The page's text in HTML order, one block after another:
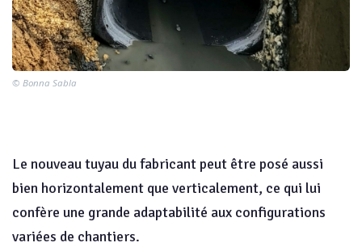
© Bonna Sabla
Le nouveau tuyau du fabricant peut être posé aussi
bien horizontalement que verticalement, ce qui lui
confère une grande adaptabilité aux configurations
variées de chantiers.